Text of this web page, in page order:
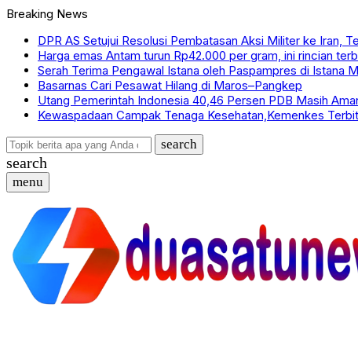
Breaking News
DPR AS Setujui Resolusi Pembatasan Aksi Militer ke Iran,
Harga emas Antam turun Rp42.000 per gram, ini rincian
Serah Terima Pengawal Istana oleh Paspampres di Istana
Basarnas Cari Pesawat Hilang di Maros–Pangkep
Utang Pemerintah Indonesia 40,46 Persen PDB Masih
Kewaspadaan Campak Tenaga Kesehatan,Kemenkes
search
search
menu